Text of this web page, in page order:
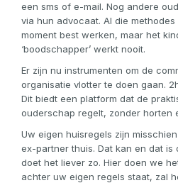
een sms of e-mail. Nog andere
via hun advocaat. Al die
moment best werken, maar het
‘boodschapper’ werkt nooit.
Er zijn nu instrumenten om de
organisatie vlotter te doen gaan.
Dit biedt een platform dat de
ouderschap regelt, zonder horten
Uw eigen huisregels zijn
ex-partner thuis. Dat kan en dat is
doet het liever zo. Hier doen we
achter uw eigen regels staat, zal